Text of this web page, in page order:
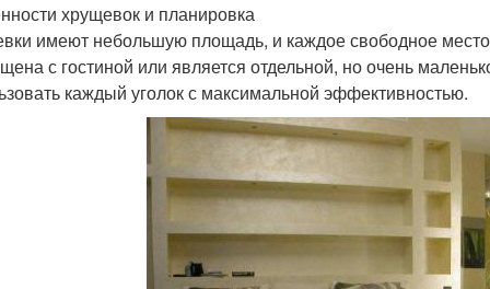
хрущевок и планировка
имеют небольшую площадь, и каждое свободное место
с гостиной или является отдельной, но очень
каждый уголок с максимальной эффективностью.